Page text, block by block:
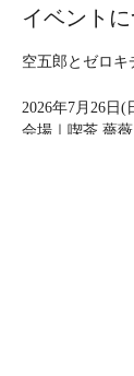
イベント
空五郎とゼロキ
2026年7月26日(
会場｜喫茶 薔